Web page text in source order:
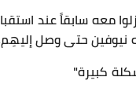
معه سابقاً عند
حتى وصل إليهِم،
كبيرة"